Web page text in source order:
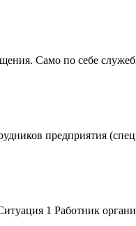
Само по себе
предприятия
1 Работник